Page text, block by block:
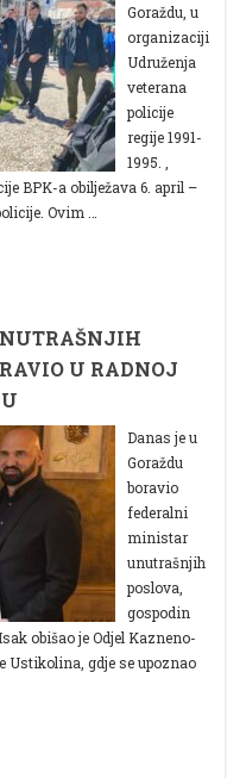
Goraždu, u
organizaciji
Udruženja
veterana
policije
regije 1991-
1995. ,
BPK-a obilježava 6. april –
Ovim …
U RADNOJ
Danas je u
Goraždu
boravio
federalni
ministar
unutrašnjih
poslova,
gospodin
obišao je Odjel Kazneno-
Ustikolina, gdje se upoznao